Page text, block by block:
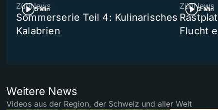
5 Min
ZüriNews
Sommerserie Teil 4: Kulinarisches
Kalabrien
2 Min
ZüriNews
Flucht
Weitere News
Videos aus der Region, der Schweiz und aller Welt